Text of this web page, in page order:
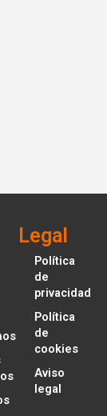
Legal
Política
de
privacidad
Política
de
cookies
Aviso
legal